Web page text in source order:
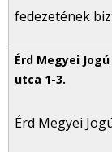
fedezetének
Érd Megyei